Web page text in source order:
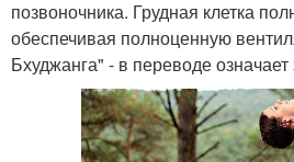
позвоночника. Грудная клетка
обеспечивая полноценную
Бхуджанга" - в переводе означает